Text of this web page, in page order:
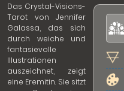
Das Crystal-Visions-
Tarot von Jennifer
Galassa, das sich
durch weiche und
fantasievolle
Illustrationen
auszeichnet, zeigt
eine Eremitin. Sie sitzt